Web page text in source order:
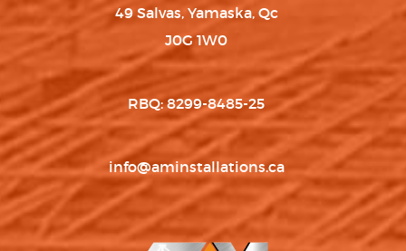
49 Salvas, Yamaska, Qc
J0G 1W0
RBQ: 8299-8485-25
info@aminstallations.ca